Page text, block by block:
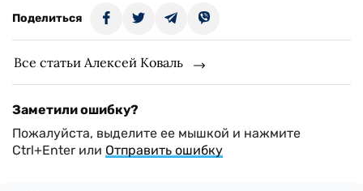
Поделиться
Все статьи Алексей Коваль
Заметили ошибку?
Пожалуйста, выделите ее мышкой и нажмите
Ctrl+Enter или Отправить ошибку